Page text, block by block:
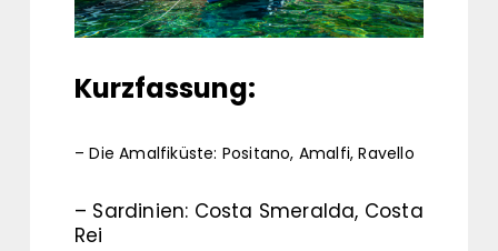
Kurzfassung:
– Die Amalfiküste: Positano, Amalfi, Ravello
– Sardinien: Costa Smeralda, Costa
Rei